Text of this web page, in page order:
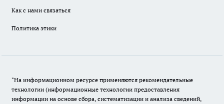
Как с нами связаться
Политика этики
"На информационном ресурсе применяются рекомендательные
технологии (информационные технологии предоставления
информации на основе сбора, систематизации и анализа сведений,